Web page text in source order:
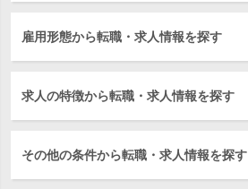
雇用形態から転職・求人情報を探す
求人の特徴から転職・求人情報を探す
その他の条件から転職・求人情報を探す